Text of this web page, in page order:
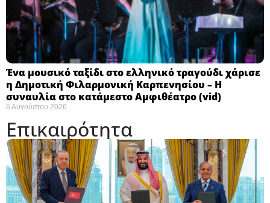
Ένα μουσικό ταξίδι στο ελληνικό τραγούδι χάρισε
η Δημοτική Φιλαρμονική Καρπενησίου – Η
συναυλία στο κατάμεστο Αμφιθέατρο (vid)
6 Αυγούστου 2026
Επικαιρότητα